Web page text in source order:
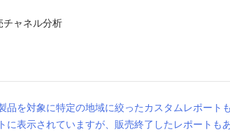
チャネル分析
を対象に特定の地域に絞ったカスタムレポート
表示されていますが、販売終了したレポートもあ